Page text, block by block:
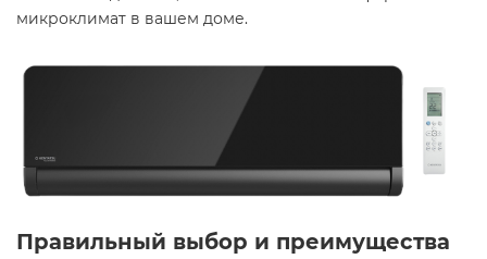
микроклимат в вашем доме.​
Правильный выбор и преимущества